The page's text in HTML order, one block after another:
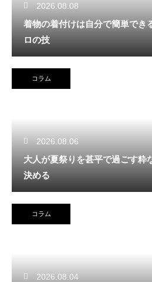
2026.08.08
着物の着付けは自分で簡単でき
ロの技
コラム
2026.08.06
大人が夏祭りを甚平で過ごす粋
決める
コラム
2026.08.04